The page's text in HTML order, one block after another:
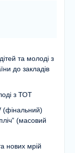
та молоді з
до закладів
з ТОТ
(фінальний)
(масовий
нових мрій